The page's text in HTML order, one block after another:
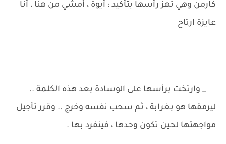
كارمن وهي تهز رأسها بتأكيد : أيوة ، أمشي من هنا ، أنا
عايزة ارتاح
_ وارتخت برأسها على الوسادة بعد هذه الكلمة ..
ليرمقها هو بغرابة ، ثم سحب نفسه وخرج .. وقرر تأجيل
مواجهتها لحين تكون وحدها ، فينفرد بها .